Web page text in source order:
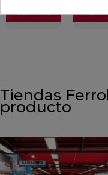
Tiendas
producto